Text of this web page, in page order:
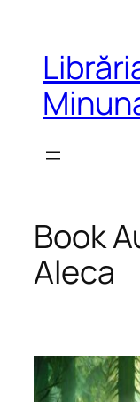
conținut
Book
Aleca